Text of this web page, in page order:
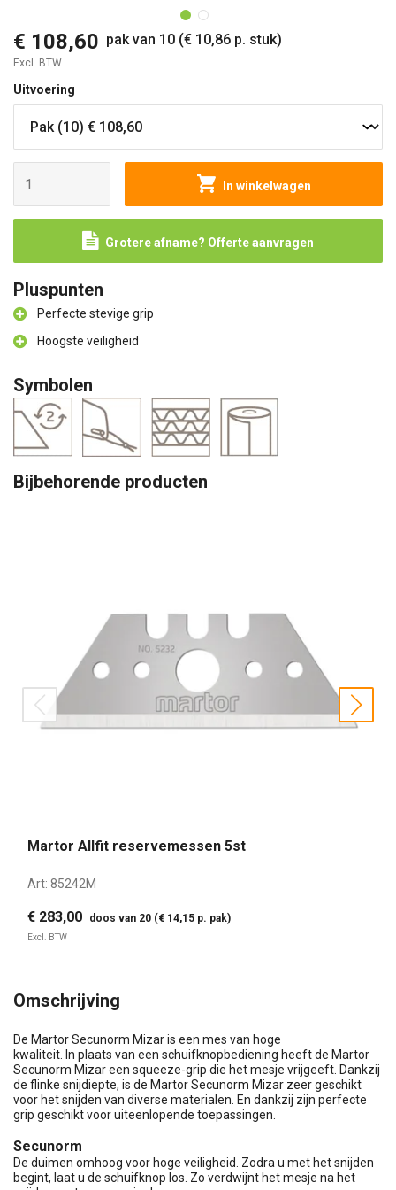
€ 108,60 pak van 10 (€ 10,86 p. stuk)
Excl. BTW
Uitvoering
In winkelwagen
Grotere afname? Offerte aanvragen
Pluspunten
Perfecte stevige grip
Hoogste veiligheid
Symbolen
Bijbehorende producten
Martor Allfit reservemessen 5st
Art: 85242M
€ 283,00 doos van 20 (€ 14,15 p. pak)
Excl. BTW
prev next
Omschrijving
De Martor Secunorm Mizar is een mes van hoge
kwaliteit. In plaats van een schuifknopbediening heeft de Martor
Secunorm Mizar een squeeze-grip die het mesje vrijgeeft. Dankzij
de flinke snijdiepte, is de Martor Secunorm Mizar zeer geschikt
voor het snijden van diverse materialen. En dankzij zijn perfecte
grip geschikt voor uiteenlopende toepassingen.
Secunorm
De duimen omhoog voor hoge veiligheid. Zodra u met het snijden
begint, laat u de schuifknop los. Zo verdwijnt het mesje na het